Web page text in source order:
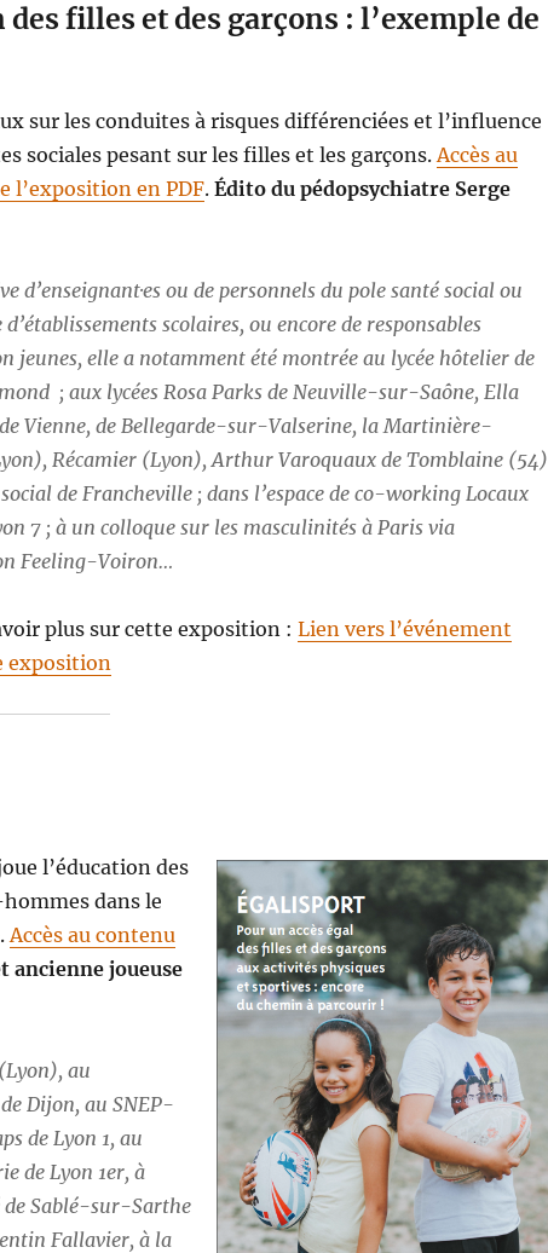
filles et des garçons : l’exemple de
sur les conduites à risques différenciées et l’influence
sociales pesant sur les filles et les garçons.Accès au
l’exposition en PDF.Édito du pédopsychiatre Serge
d’enseignant·es ou de personnels du pole santé social ou
scolaires, ou encore de responsables
jeunes, elle a notamment été montrée au lycée hôtelier de
; aux lycées Rosa Parks de Neuville-sur-Saône, Ella
Vienne, de Bellegarde-sur-Valserine, la Martinière-
Récamier (Lyon), Arthur Varoquaux de Tomblaine (54)
de Francheville ; dans l’espace de co-working Locaux
7 ; à un colloque sur les masculinités à Paris via
Feeling-Voiron…
plus sur cette exposition :Lien vers l’événement
exposition
l’éducation des
dans le
Accès au contenu
ancienne joueuse
au
Dijon, au SNEP-
de Lyon 1, au
de Lyon 1er, à
de Sablé-sur-Sarthe
Fallavier, à la